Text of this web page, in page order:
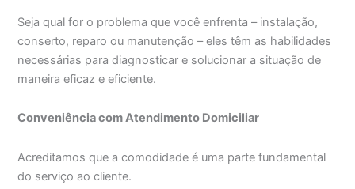
Seja qual for o problema que você enfrenta – instalação,
conserto, reparo ou manutenção – eles têm as habilidades
necessárias para diagnosticar e solucionar a situação de
maneira eficaz e eficiente.
Conveniência com Atendimento Domiciliar
Acreditamos que a comodidade é uma parte fundamental
do serviço ao cliente.